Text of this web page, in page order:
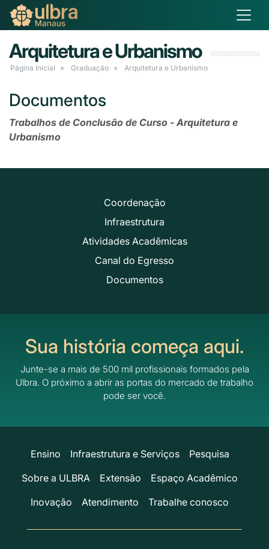
Arquitetura e Urbanismo
Página Inicial Graduação Arquitetura e Urbanismo
Documentos
Trabalhos de Conclusão de Curso - Arquitetura e
Urbanismo
Coordenação
Infraestrutura
Atividades Acadêmicas
Canal do Egresso
Documentos
Sua história começa aqui.
Junte-se a mais de 500 mil profissionais formados pela
Ulbra. O próximo a abrir as portas do mercado de trabalho
pode ser você.
Ensino Infraestrutura e Serviços
Pesquisa
Sobre a ULBRA
Extensão
Espaço Acadêmico
Inovação
Atendimento Trabalhe conosco